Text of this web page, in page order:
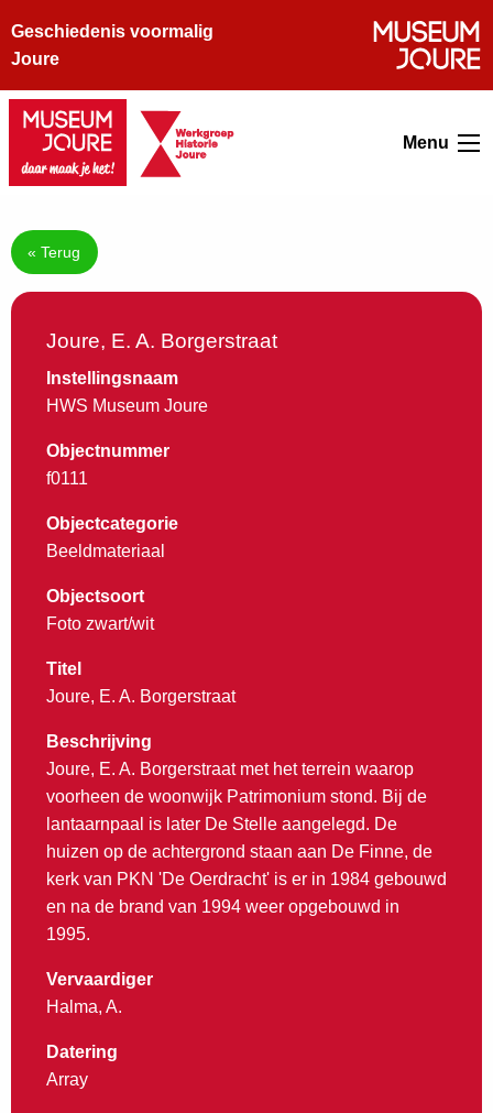
Geschiedenis voormalig
Joure
Menu
« Terug
Joure, E. A. Borgerstraat
Instellingsnaam
HWS Museum Joure
Objectnummer
f0111
Objectcategorie
Beeldmateriaal
Objectsoort
Foto zwart/wit
Titel
Joure, E. A. Borgerstraat
Beschrijving
Joure, E. A. Borgerstraat met het terrein waarop
voorheen de woonwijk Patrimonium stond. Bij de
lantaarnpaal is later De Stelle aangelegd. De
huizen op de achtergrond staan aan De Finne, de
kerk van PKN 'De Oerdracht' is er in 1984 gebouwd
en na de brand van 1994 weer opgebouwd in
1995.
Vervaardiger
Halma, A.
Datering
Array